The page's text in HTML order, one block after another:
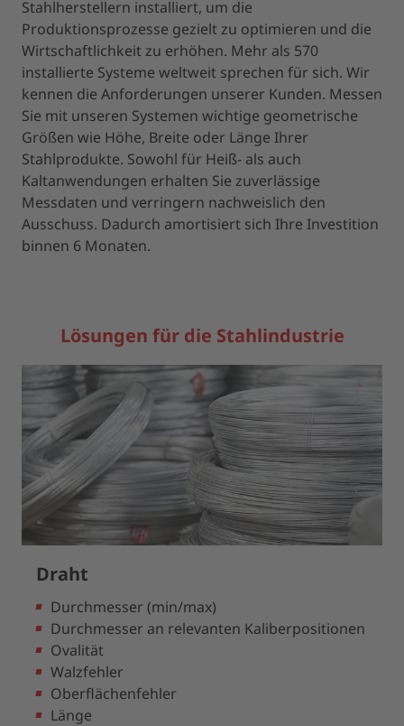
Stahlherstellern installiert, um die
Produktionsprozesse gezielt zu optimieren und die
Wirtschaftlichkeit zu erhöhen. Mehr als 570
installierte Systeme weltweit sprechen für sich. Wir
kennen die Anforderungen unserer Kunden. Messen
Sie mit unseren Systemen wichtige geometrische
Größen wie Höhe, Breite oder Länge Ihrer
Stahlprodukte. Sowohl für Heiß- als auch
Kaltanwendungen erhalten Sie zuverlässige
Messdaten und verringern nachweislich den
Ausschuss. Dadurch amortisiert sich Ihre Investition
binnen 6 Monaten.
Lösungen für die Stahlindustrie
Draht
Durchmesser (min/max)
Durchmesser an relevanten Kaliberpositionen
Ovalität
Walzfehler
Oberflächenfehler
Länge